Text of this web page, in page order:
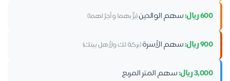
600 ريال: سهم الوالدين(برٌّ بهما وأجرٌ لهما)
900 ريال: سهم الأسرة(بركة لك ولأهل بيتك)
3,000 ريال: سهم المتر المربع